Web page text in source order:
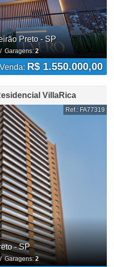
Preto - SP
2
Venda: R$ 1.550.000,00
VillaRica
Ref.: FA77319
- SP
2